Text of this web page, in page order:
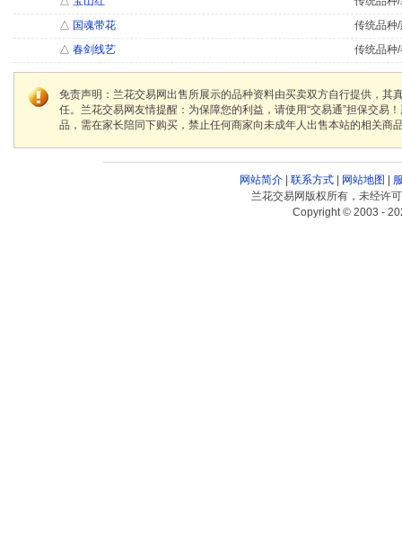
△ 国魂带花
传统品种
△ 春剑线艺 传统品种
免责声明：兰花交易网出售所展示的品种资料由买卖双方自行提供，
任。兰花交易网友情提醒：为保障您的利益，请使用“交易通”担保交
品，需在家长陪同下购买，禁止任何商家向未成年人出售本站的相关商
网站简介| 联系方式| 网站地图
兰花交易网版权所有，未经许
Copyright © 2003 -